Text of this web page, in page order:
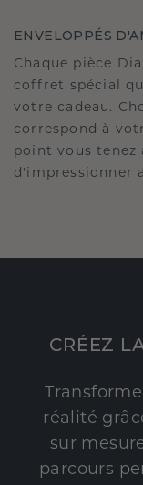
ENVELOPPÉS
Chaque pièce
coffret spécial
votre cadeau.
correspond à
point vous tenez
d'impressionner
CRÉEZ
réalité
sur
parcours